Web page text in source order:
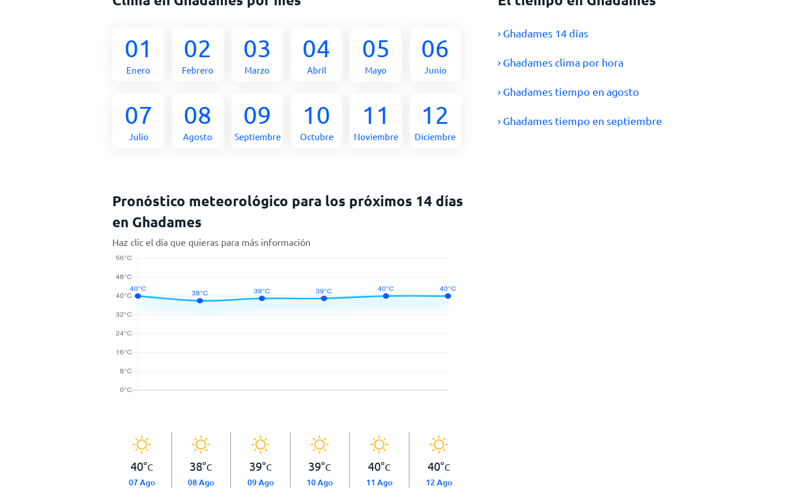
01
Enero
02
Febrero
03
Marzo
04
Abril
05
Mayo
06
Junio
07
Julio
08
Agosto
09
Septiembre
10
Octubre
11
Noviembre
12
Diciembre
› Ghadames 14 días
› Ghadames clima por hora
› Ghadames tiempo en agosto
› Ghadames tiempo en septiembre
Pronóstico meteorológico para los próximos 14 días
en Ghadames
Haz clic el día que quieras para más información
40°C
07 Ago
38°C
08 Ago
39°C
09 Ago
39°C
10 Ago
40°C
11 Ago
40°C
12 Ago